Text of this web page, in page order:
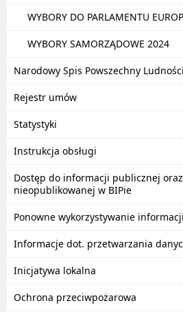
WYBORY DO PARLAMENTU
WYBORY SAMORZĄDOWE 2024
Narodowy Spis Powszechny
Rejestr umów
Statystyki
Instrukcja obsługi
Dostęp do informacji publicznej
nieopublikowanej w BIPie
Ponowne wykorzystywanie
Informacje dot. przetwarzania
Inicjatywa lokalna
Ochrona przeciwpożarowa